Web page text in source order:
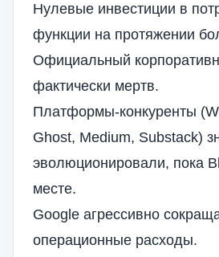
Нулевые инвестиции в
функции на протяжении
Официальный
фактически мертв.
Платформы-конкуренты
Ghost, Medium, Substack)
эволюционировали, пока
месте.
Google агрессивно
операционные расходы.